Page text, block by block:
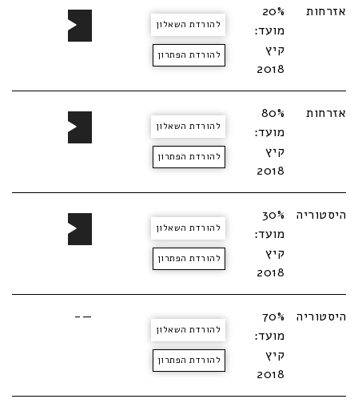
אזרחות
20%
מועד:
קיץ
2018
להורדת השאלון
להורדת הפתרון
נגן
אודיו
אזרחות
80%
מועד:
קיץ
2018
להורדת השאלון
להורדת הפתרון
נגן
אודיו
היסטוריה
30%
מועד:
קיץ
2018
להורדת השאלון
להורדת הפתרון
נגן
אודיו
היסטוריה
70%
מועד:
קיץ
2018
להורדת השאלון
להורדת הפתרון
—-